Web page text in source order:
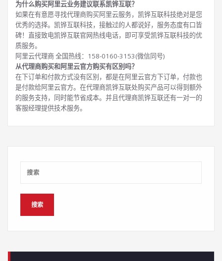
为什么购买阿里云业务建议联系凯铧互联？
如果在有意愿寻找代理商购买阿里云服务，凯铧互联科技绝对是您
优秀的选择。凯铧互联科技，接触过的人都说好，服务态度有口皆
碑！直接致电凯铧互联官网热线电话，即可享受凯铧互联科技的优
质服务。
阿里云代理商 全国热线：158-0160-3153(微信同号)
从代理商购买和阿里云官方购买有区别吗？
在下订单和付款方式没有区别，都是在阿里云官方下订单，付款也
是付款给阿里云官方。在代理商凯铧互联处购买产品可以得到额外
的服务支持，同时能节省成本。并且代理商凯铧互联还有一对一的
客服经理提供技术服务。